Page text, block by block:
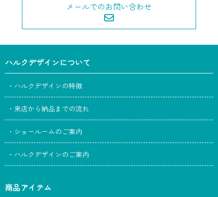
メールでのお問い合わせ
ハルクデザインについて
・ハルクデザインの特徴
・来店から納品までの流れ
・ショールームのご案内
・ハルクデザインのご案内
商品アイテム